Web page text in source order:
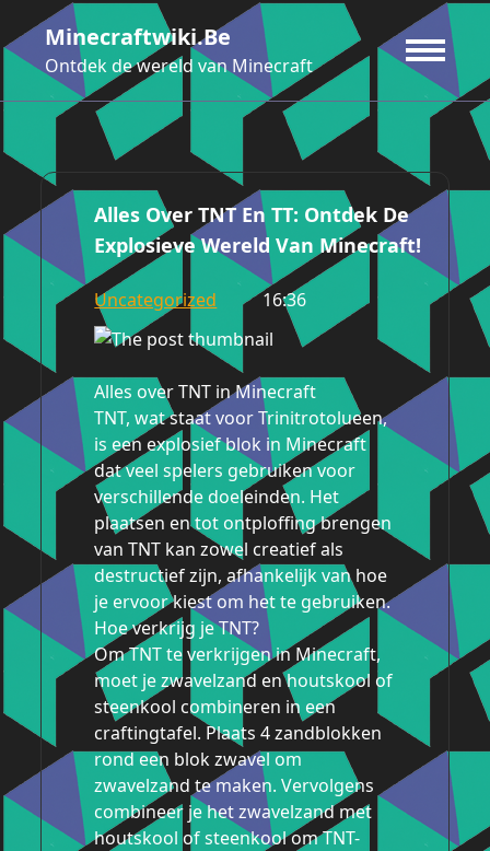
naar
de
inhoud
Minecraftwiki.be
Ontdek de wereld van Minecraft
Alles Over TNT En TT: Ontdek De
Explosieve Wereld Van Minecraft!
Uncategorized 16:36
Alles over TNT in Minecraft
TNT, wat staat voor Trinitrotolueen,
is een explosief blok in Minecraft
dat veel spelers gebruiken voor
verschillende doeleinden. Het
plaatsen en tot ontploffing brengen
van TNT kan zowel creatief als
destructief zijn, afhankelijk van hoe
je ervoor kiest om het te gebruiken.
Hoe verkrijg je TNT?
Om TNT te verkrijgen in Minecraft,
moet je zwavelzand en houtskool of
steenkool combineren in een
craftingtafel. Plaats 4 zandblokken
rond een blok zwavel om
zwavelzand te maken. Vervolgens
combineer je het zwavelzand met
houtskool of steenkool om TNT-